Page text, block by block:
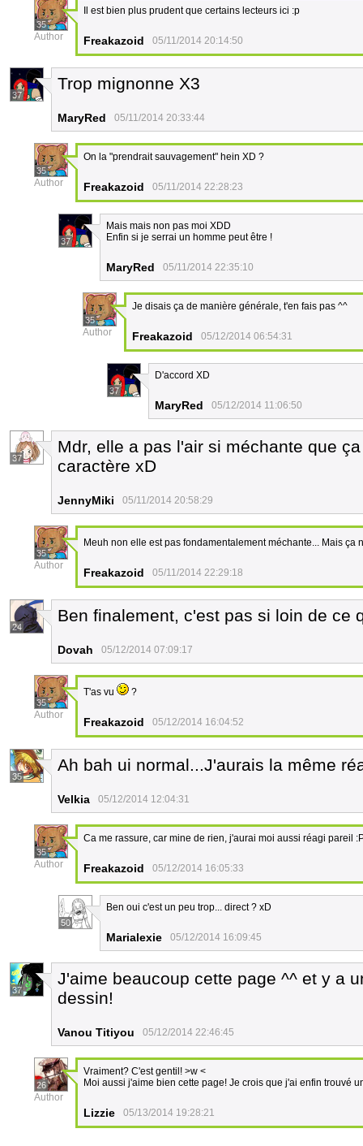
35
Author
Il est bien plus prudent que certains lecteurs ici :p
Freakazoid 05/11/2014 20:14:50
37
Trop mignonne X3
MaryRed 05/11/2014 20:33:44
35
Author
On la "prendrait sauvagement" hein XD ?
Freakazoid 05/11/2014 22:28:23
37
Mais mais non pas moi XDD
Enfin si je serrai un homme peut être !
MaryRed 05/11/2014 22:35:10
35
Author
Je disais ça de manière générale, t'en fais pas ^^
Freakazoid 05/12/2014 06:54:31
37
D'accord XD
MaryRed 05/12/2014 11:06:50
37
Mdr, elle a pas l'air si méchante que
caractère xD
JennyMiki 05/11/2014 20:58:29
35
Author
Meuh non elle est pas fondamentalement méchante... Mais
Freakazoid 05/11/2014 22:29:18
24
Ben finalement, c'est pas si loin de ce
Dovah 05/12/2014 07:09:17
35
Author
T'as vu ?
Freakazoid 05/12/2014 16:04:52
35
Ah bah ui normal...J'aurais la même
Velkia 05/12/2014 12:04:31
35
Author
Ca me rassure, car mine de rien, j'aurai moi aussi réagi pareil
Freakazoid 05/12/2014 16:05:33
50
Ben oui c'est un peu trop... direct ? xD
Marialexie 05/12/2014 16:09:45
37
J'aime beaucoup cette page ^^ et y a
dessin!
Vanou Titiyou 05/12/2014 22:46:45
26
Author
Vraiment? C'est gentil! >w <
Moi aussi j'aime bien cette page! Je crois que j'ai enfin trouvé
Lizzie 05/13/2014 19:28:21